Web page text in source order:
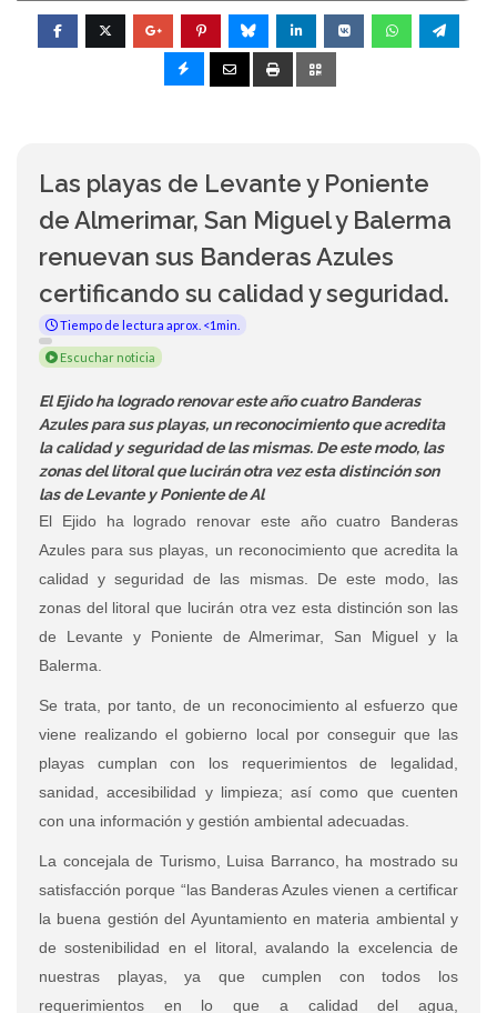
Las playas de Levante y Poniente
de Almerimar, San Miguel y Balerma
renuevan sus Banderas Azules
certificando su calidad y seguridad.
Tiempo de lectura aprox. <1min.
Escuchar noticia
El Ejido ha logrado renovar este año cuatro Banderas
Azules para sus playas, un reconocimiento que acredita
la calidad y seguridad de las mismas. De este modo, las
zonas del litoral que lucirán otra vez esta distinción son
las de Levante y Poniente de Al
El Ejido ha logrado renovar este año cuatro Banderas
Azules para sus playas, un reconocimiento que acredita la
calidad y seguridad de las mismas. De este modo, las
zonas del litoral que lucirán otra vez esta distinción son las
de Levante y Poniente de Almerimar, San Miguel y la
Balerma.
Se trata, por tanto, de un reconocimiento al esfuerzo que
viene realizando el gobierno local por conseguir que las
playas cumplan con los requerimientos de legalidad,
sanidad, accesibilidad y limpieza; así como que cuenten
con una información y gestión ambiental adecuadas.
La concejala de Turismo, Luisa Barranco, ha mostrado su
satisfacción porque “las Banderas Azules vienen a certificar
la buena gestión del Ayuntamiento en materia ambiental y
de sostenibilidad en el litoral, avalando la excelencia de
nuestras playas, ya que cumplen con todos los
requerimientos en lo que a calidad del agua,